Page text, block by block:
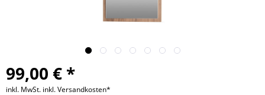
99,00 € *
inkl. MwSt. inkl. Versandkosten*